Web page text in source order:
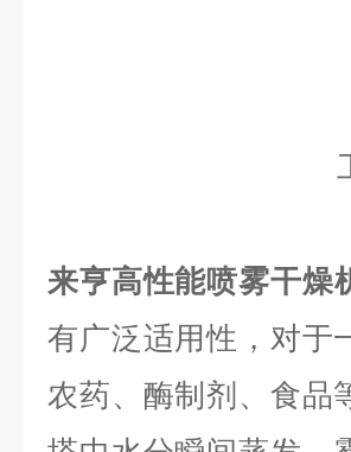
来亨高性能喷雾干燥
有广泛适用性，对于
农药、酶制剂、食品